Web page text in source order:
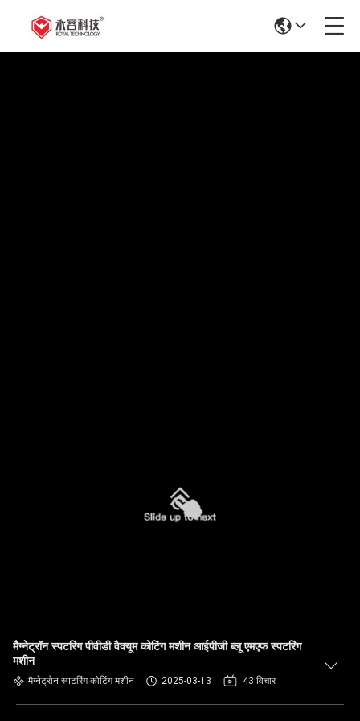
मैग्नेट्रॉन स्पटरिंग पीवीडी वैक्यूम कोटिंग मशीन आईपीजी ब्लू एमएफ स्पटरिंग
मशीन
मैग्नेट्रोन स्पटरिंग कोटिंग मशीन 2025-03-13 43 विचार